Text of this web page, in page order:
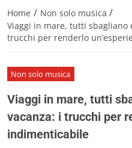
Home / Non solo musica /
Viaggi in mare, tutti sbagliano
trucchi per renderlo
Non solo musica
Viaggi in mare, tutti
vacanza: i trucchi per
indimenticabile